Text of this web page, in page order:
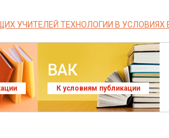
УЧИТЕЛЕЙ ТЕХНОЛОГИИ В УСЛОВИЯХ
ВАК
К условиям публикации